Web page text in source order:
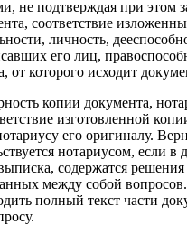
не подтверждая при этом
соответствие
личность,
его лиц,
от которого исходит
копии документа,
изготовленной
его оригиналу.
нотариусом, если в
содержатся
между собой
полный текст части